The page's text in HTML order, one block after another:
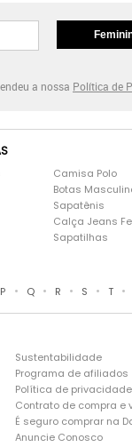
a nossa Política de
Camisa Polo
Botas
Sapatênis
Calça Jeans
Sapatilhas
P • Q • R • S • T •
Sustentabilidade
Programa de afiliados
Política de privacidade
Contrato de compra e
É seguro comprar na
Anuncie Conosco